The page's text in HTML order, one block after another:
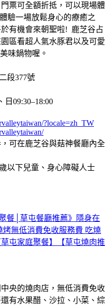
票可全額折抵，可以現場體
驗一場放鬆身心的療癒之
有機會來朝聖啦! 鹿芝谷占
區看超人氣水豚君以及可愛
味鍋物喔。
段377號
日09:30–18:00
?locale=zh_TW
可在鹿芝谷與菇神餐廳內全
以下兒童、身心障礙人士
餐│草屯餐廳推薦》隱身在
無低消費免收服務費 吃燒
屯家庭聚餐】【草屯燒肉推
央的燒肉店，無低消費免收
有水果醋、沙拉、小菜、綜